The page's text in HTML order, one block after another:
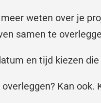
weten over je
samen te
en tijd kiezen
Kan ook.